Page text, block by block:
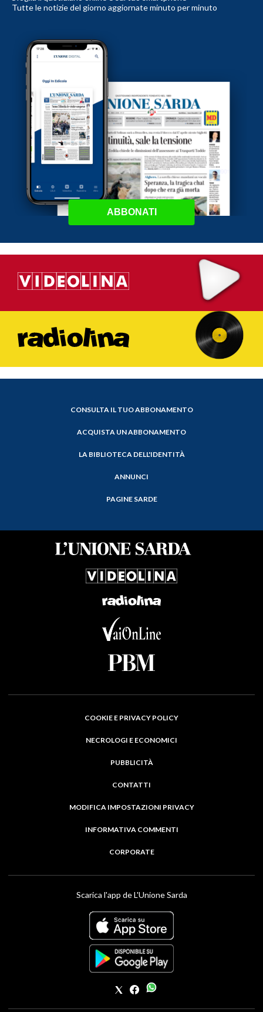
Tutte le notizie del giorno aggiornate minuto per minuto
ABBONATI
CONSULTA IL TUO ABBONAMENTO
ACQUISTA UN ABBONAMENTO
LA BIBLIOTECA DELL'IDENTITÀ
ANNUNCI
PAGINE SARDE
COOKIE E PRIVACY POLICY
NECROLOGI E ECONOMICI
PUBBLICITÀ
CONTATTI
MODIFICA IMPOSTAZIONI PRIVACY
INFORMATIVA COMMENTI
CORPORATE
Scarica l'app de L'Unione Sarda